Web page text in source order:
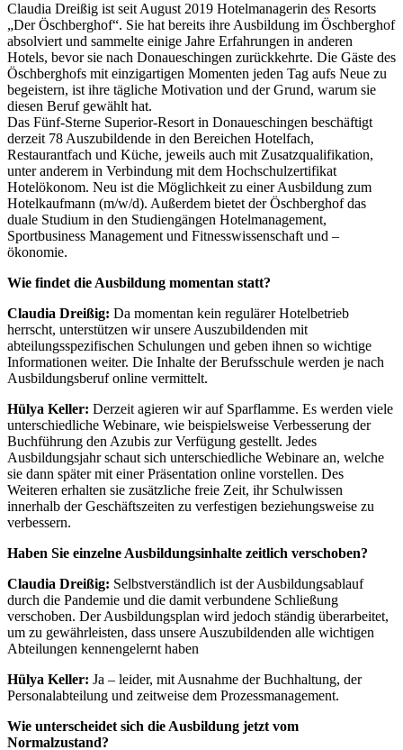
Claudia Dreißig ist seit August 2019 Hotelmanagerin des Resorts
„Der Öschberghof“. Sie hat bereits ihre Ausbildung im Öschberghof
absolviert und sammelte einige Jahre Erfahrungen in anderen
Hotels, bevor sie nach Donaueschingen zurückkehrte. Die Gäste des
Öschberghofs mit einzigartigen Momenten jeden Tag aufs Neue zu
begeistern, ist ihre tägliche Motivation und der Grund, warum sie
diesen Beruf gewählt hat.
Das Fünf-Sterne Superior-Resort in Donaueschingen beschäftigt
derzeit 78 Auszubildende in den Bereichen Hotelfach,
Restaurantfach und Küche, jeweils auch mit Zusatzqualifikation,
unter anderem in Verbindung mit dem Hochschulzertifikat
Hotelökonom. Neu ist die Möglichkeit zu einer Ausbildung zum
Hotelkaufmann (m/w/d). Außerdem bietet der Öschberghof das
duale Studium in den Studiengängen Hotelmanagement,
Sportbusiness Management und Fitnesswissenschaft und –
ökonomie.
Wie findet die Ausbildung momentan statt?
Claudia Dreißig: Da momentan kein regulärer Hotelbetrieb
herrscht, unterstützen wir unsere Auszubildenden mit
abteilungsspezifischen Schulungen und geben ihnen so wichtige
Informationen weiter. Die Inhalte der Berufsschule werden je nach
Ausbildungsberuf online vermittelt.
Hülya Keller: Derzeit agieren wir auf Sparflamme. Es werden viele
unterschiedliche Webinare, wie beispielsweise Verbesserung der
Buchführung den Azubis zur Verfügung gestellt. Jedes
Ausbildungsjahr schaut sich unterschiedliche Webinare an, welche
sie dann später mit einer Präsentation online vorstellen. Des
Weiteren erhalten sie zusätzliche freie Zeit, ihr Schulwissen
innerhalb der Geschäftszeiten zu verfestigen beziehungsweise zu
verbessern.
Haben Sie einzelne Ausbildungsinhalte zeitlich verschoben?
Claudia Dreißig: Selbstverständlich ist der Ausbildungsablauf
durch die Pandemie und die damit verbundene Schließung
verschoben. Der Ausbildungsplan wird jedoch ständig überarbeitet,
um zu gewährleisten, dass unsere Auszubildenden alle wichtigen
Abteilungen kennengelernt haben
Hülya Keller: Ja – leider, mit Ausnahme der Buchhaltung, der
Personalabteilung und zeitweise dem Prozessmanagement.
Wie unterscheidet sich die Ausbildung jetzt vom
Normalzustand?